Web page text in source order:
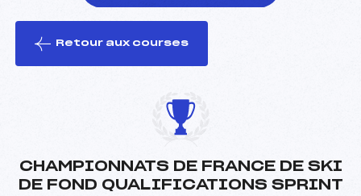
le ski
Retour aux courses
CHAMPIONNATS DE FRANCE DE SKI
DE FOND QUALIFICATIONS SPRINT